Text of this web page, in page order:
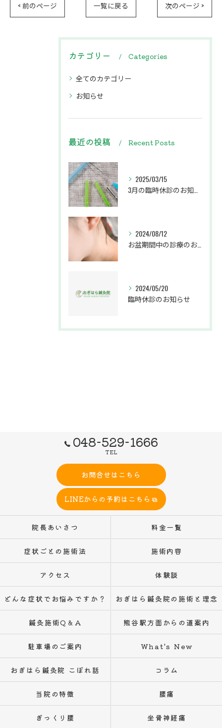
< 前のページ 一覧に戻る 次のページ >
カテゴリー Categories
全てのカテゴリー
お知らせ
最近の投稿 Recent Posts
2025/03/15
2024/08/12
2024/05/20
臨時休診のお知らせ
048-529-1666
TEL
お問合せはこちら
LINEからの予約はこちら
院長あいさつ 料金一覧
症状ごとの施術法 施術内容
アクセス 体験談
どんな症状でお悩みですか？ おぎはら鍼灸院の施術と理念
鍼灸施術Q＆A 熊谷駅方面からの道案内
駐車場のご案内 What's New
おぎはら鍼灸院 こぼれ話 コラム
当院の特徴 腰痛
ぎっくり腰 坐骨神経痛